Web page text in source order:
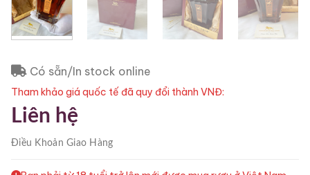
Có sẵn/In stock online
Tham khảo giá quốc tế đã quy đổi thành VNĐ:
Liên hệ
Điều KhoảnGiao Hàng